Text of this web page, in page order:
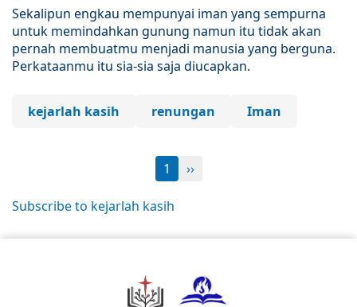
Sekalipun engkau mempunyai iman yang sempurna
untuk memindahkan gunung namun itu tidak akan
pernah membuatmu menjadi manusia yang berguna.
Perkataanmu itu sia-sia saja diucapkan.
kejarlah kasih renungan Iman
1 ››
Subscribe to kejarlah kasih